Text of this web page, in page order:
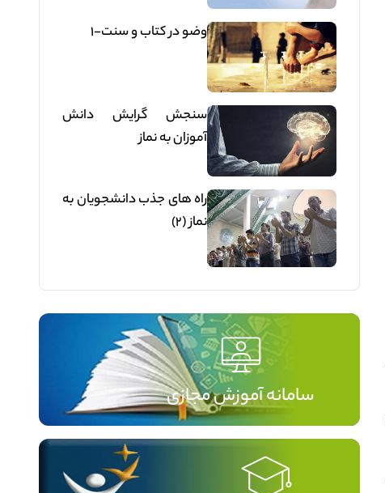
وضو در کتاب و سنت-1
سنجش گرايش دانش
آموزان به نماز
راه های جذب دانشجویان به
نماز (2)
سامانه آموزش مجازی